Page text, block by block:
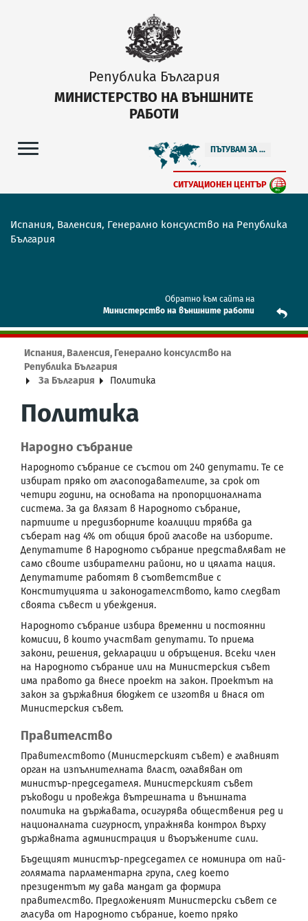
Република България
МИНИСТЕРСТВО НА ВЪНШНИТЕ
РАБОТИ
ПЪТУВАМ ЗА ...
СИТУАЦИОНЕН ЦЕНТЪР
Испания, Валенсия, Генерално консулство на Република
България
Обратно към сайта на
Mинистерство на външните работи
Испания, Валенсия, Генерално консулство на
Република България
За България
Политика
Политика
Народно събрание
Народното събрание се състои от 240 депутати. Те се
избират пряко от гласоподавателите, за срок от
четири години, на основата на пропорционалната
система. За да влязат в Народното събрание,
партиите и предизборните коалиции трябва да
съберат над 4% от общия брой гласове на изборите.
Депутатите в Народното събрание представляват не
само своите избирателни райони, но и цялата нация.
Депутатите работят в съответствие с
Конституцията и законодателството, като следват
своята съвест и убеждения.
Народното събрание избира временни и постоянни
комисии, в които участват депутати. То приема
закони, решения, декларации и обръщения. Всеки член
на Народното събрание или на Министерския съвет
има правото да внесе проект на закон. Проектът на
закон за държавния бюджет се изготвя и внася от
Министерския съвет.
Правителство
Правителството (Министерският съвет) е главният
орган на изпълнителната власт, оглавяван от
министър-председателя. Министерският съвет
ръководи и провежда вътрешната и външната
политика на държавата, осигурява обществения ред и
националната сигурност, упражнява контрол върху
държавната администрация и въоръжените сили.
Бъдещият министър-председател се номинира от най-
голямата парламентарна група, след което
президентът му дава мандат да формира
правителство. Предложеният Министерски съвет се
гласува от Народното събрание, което пряко